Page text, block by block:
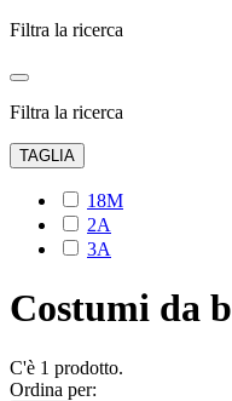
Filtra la ricerca
Filtra la ricerca
TAGLIA
18M
2A
3A
Costumi da
C'è 1 prodotto.
Ordina per: